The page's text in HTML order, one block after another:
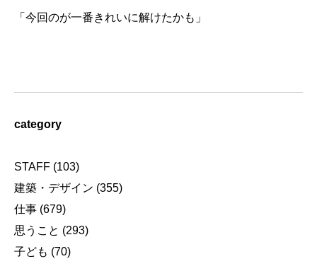
「今回のが一番きれいに解けたかも」
category
STAFF (103)
建築・デザイン (355)
仕事 (679)
思うこと (293)
子ども (70)